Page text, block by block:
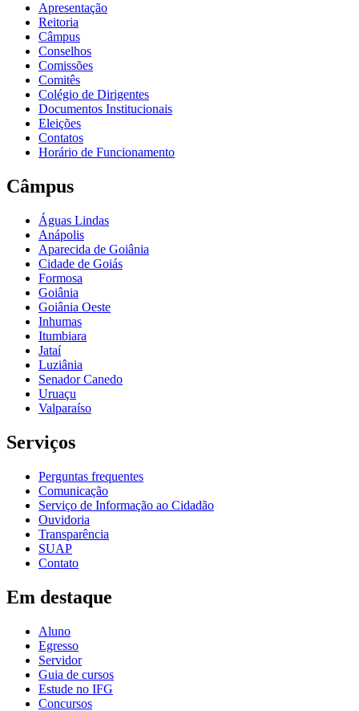
Apresentação
Reitoria
Câmpus
Conselhos
Comissões
Comitês
Colégio de Dirigentes
Documentos Institucionais
Eleições
Contatos
Horário de Funcionamento
Câmpus
Águas Lindas
Anápolis
Aparecida de Goiânia
Cidade de Goiás
Formosa
Goiânia
Goiânia Oeste
Inhumas
Itumbiara
Jataí
Luziânia
Senador Canedo
Uruaçu
Valparaíso
Serviços
Perguntas frequentes
Comunicação
Serviço de Informação ao Cidadão
Ouvidoria
Transparência
SUAP
Contato
Em destaque
Aluno
Egresso
Servidor
Guia de cursos
Estude no IFG
Concursos